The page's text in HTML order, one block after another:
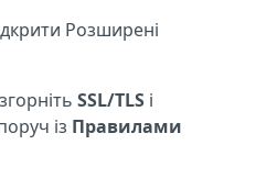
Розширені
SSL/TLS і
із Правилами